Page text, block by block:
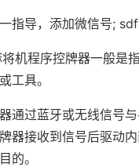
指导，添加微信号;
机程序控牌器一般是
工具。
通过蓝牙或无线信号
器接收到信号后驱动
的。